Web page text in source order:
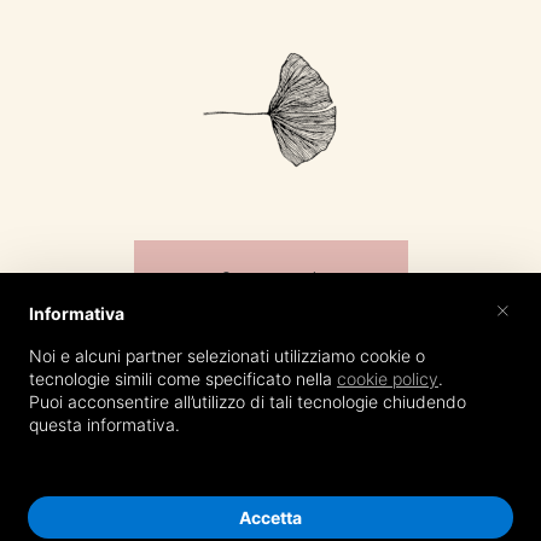
Contatti
@irenepollacchifotografa
P.iva -Privacy Policy-Cookie Policy-Sitemap
- created by
Informativa
Noi e alcuni partner selezionati utilizziamo cookie o
tecnologie simili come specificato nella cookie policy.
Puoi acconsentire all’utilizzo di tali tecnologie chiudendo
questa informativa.
Accetta
×